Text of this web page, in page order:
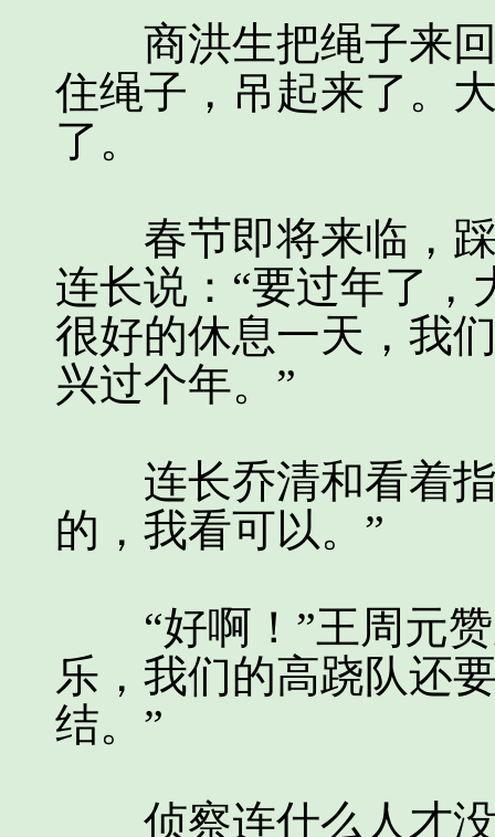
商洪生把绳子来回
住绳子，吊起来了。
了。
春节即将来临，踩
连长说：“要过年了
很好的休息一天，我
兴过个年。”
连长乔清和看着指
的，我看可以。”
“好啊！”王周元赞
乐，我们的高跷队还
结。”
侦察连什么人才没